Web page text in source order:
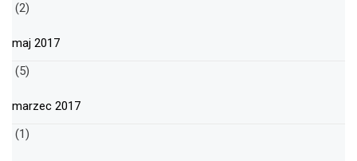
(2)
maj 2017
(5)
marzec 2017
(1)